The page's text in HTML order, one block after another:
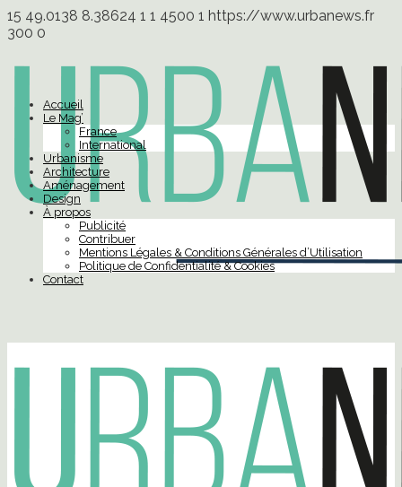
15 49.0138 8.38624 1 1 4500 1 https://www.urbanews.fr
300 0
Accueil
Le Mag’
France
International
Urbanisme
Architecture
Aménagement
Design
À propos
Publicité
Contribuer
Mentions Légales & Conditions Générales d’Utilisation
Politique de Confidentialité & Cookies
Contact